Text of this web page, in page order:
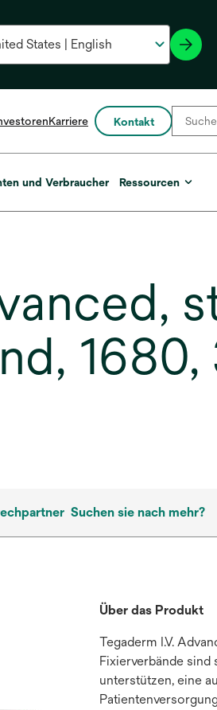
Karriere Kontakt
und Verbraucher Ressourcen
1680,
Suchen sie nach mehr?
Über das Produkt
Tegaderm I.V.
Fixierverbände sind
unterstützen, eine